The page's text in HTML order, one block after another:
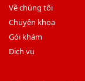
Về chúng tôi
Chuyên khoa
Gói khám
Dịch vụ